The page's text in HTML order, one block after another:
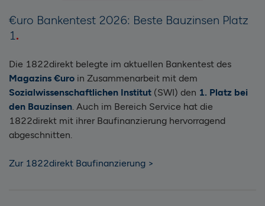
€uro Bankentest 2026: Beste Bauzinsen Platz
1
Die 1822direkt belegte im aktuellen Bankentest des
Magazins €uro in Zusammenarbeit mit dem
Sozialwissenschaftlichen Institut (SWI) den 1. Platz bei
den Bauzinsen. Auch im Bereich Service hat die
1822direkt mit ihrer Baufinanzierung hervorragend
abgeschnitten.
Zur 1822direkt Baufinanzierung >